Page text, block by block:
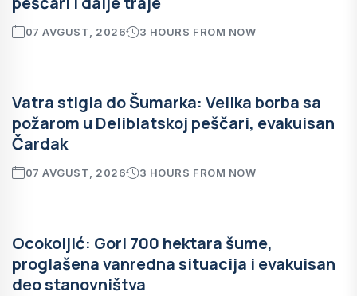
07 AVGUST, 2026 3 HOURS FROM NOW
Vatra stigla do Šumarka: Velika borba sa
požarom u Deliblatskoj peščari, evakuisan
Čardak
07 AVGUST, 2026 3 HOURS FROM NOW
Ocokoljić: Gori 700 hektara šume,
proglašena vanredna situacija i evakuisan
deo stanovništva